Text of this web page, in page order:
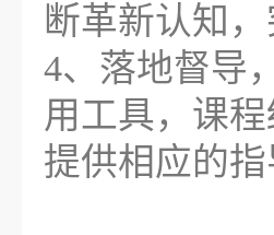
断革新认知
4、落地督导
用工具，课
提供相应的